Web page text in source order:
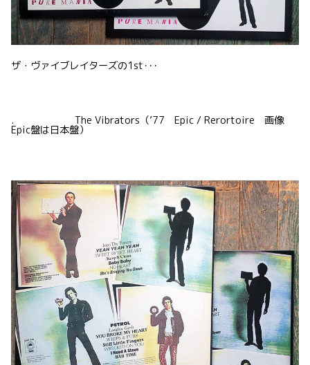
ザ・ヴァイブレイターズの1st･･･
. The Vibrators（’77 Epic / Rerortoire 画像
Epic盤は日本盤）